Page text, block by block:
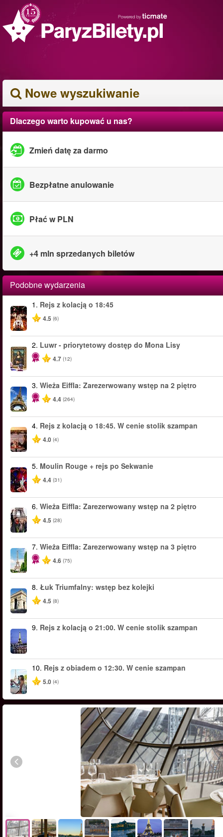
Nowe wyszukiwanie
Dlaczego warto kupować u nas?
Zmień datę za darmo
Bezpłatne anulowanie
Płać w PLN
+4 mln sprzedanych biletów
Podobne wydarzenia
1. Rejs z kolacją o 18:45
4.5 (6)
2. Luwr - priorytetowy dostęp do Mona Lisy
4.7 (12)
3. Wieża Eiffla: Zarezerwowany wstęp na 2 piętro
4.4 (264)
4. Rejs z kolacją o 18:45. W cenie stolik szampan
4.0 (4)
5. Moulin Rouge + rejs po Sekwanie
4.4 (31)
6. Wieża Eiffla: Zarezerwowany wstęp na 2 piętro
4.5 (28)
7. Wieża Eiffla: Zarezerwowany wstęp na 3 piętro
4.6 (75)
8. Łuk Triumfalny: wstęp bez kolejki
4.5 (8)
9. Rejs z kolacją o 21:00. W cenie stolik szampan
10. Rejs z obiadem o 12:30. W cenie szampan
5.0 (4)